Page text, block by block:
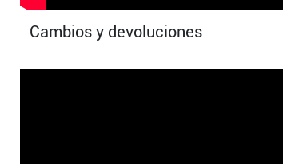
Cambios y devoluciones